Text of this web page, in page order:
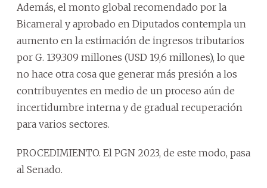
Además, el monto global recomendado por la
Bicameral y aprobado en Diputados contempla un
aumento en la estimación de ingresos tributarios
por G. 139.309 millones (USD 19,6 millones), lo que
no hace otra cosa que generar más presión a los
contribuyentes en medio de un proceso aún de
incertidumbre interna y de gradual recuperación
para varios sectores.
PROCEDIMIENTO. El PGN 2023, de este modo, pasa
al Senado.